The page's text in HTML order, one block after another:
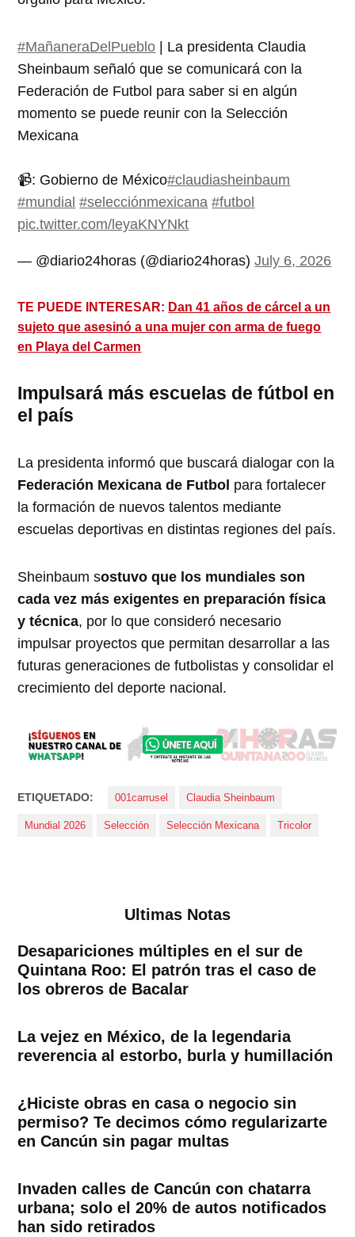
#MañaneraDelPueblo | La presidenta Claudia
Sheinbaum señaló que se comunicará con la
Federación de Futbol para saber si en algún
momento se puede reunir con la Selección
Mexicana
📹: Gobierno de México#claudiasheinbaum
#mundial #selecciónmexicana #futbol
pic.twitter.com/leyaKNYNkt
— @diario24horas (@diario24horas)July 6, 2026
TE PUEDE INTERESAR: Dan 41 años de cárcel a un
sujeto que asesinó a una mujer con arma de fuego
en Playa del Carmen
Impulsará más escuelas de fútbol en
el país
La presidenta informó que buscará dialogar con la
Federación Mexicana de Futbol para fortalecer
la formación de nuevos talentos mediante
escuelas deportivas en distintas regiones del país.
Sheinbaum sostuvo que los mundiales son
cada vez más exigentes en preparación física
y técnica, por lo que consideró necesario
impulsar proyectos que permitan desarrollar a las
futuras generaciones de futbolistas y consolidar el
crecimiento del deporte nacional.
ETIQUETADO: 001carrusel Claudia Sheinbaum
Mundial 2026 Selección Selección Mexicana Tricolor
Ultimas Notas
Desapariciones múltiples en el sur de
Quintana Roo: El patrón tras el caso de
los obreros de Bacalar
La vejez en México, de la legendaria
reverencia al estorbo, burla y humillación
¿Hiciste obras en casa o negocio sin
permiso? Te decimos cómo regularizarte
en Cancún sin pagar multas
Invaden calles de Cancún con chatarra
urbana; solo el 20% de autos notificados
han sido retirados